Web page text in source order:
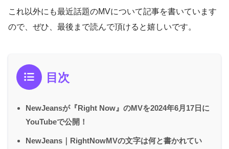
これ以外にも最近話題のMVについて記事を書いています
ので、ぜひ、最後まで読んで頂けると嬉しいです。
目次
NewJeansが『Right Now』のMVを2024年6月17日に
YouTubeで公開！
NewJeans｜RightNowMVの文字は何と書かれてい